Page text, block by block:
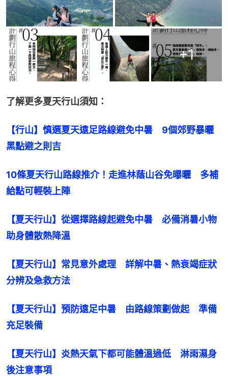
+1
了解更多夏天行山須知：
【行山】慎選夏天遠足路線避免中暑　9個郊野暴曬
黑點避之則吉
10條夏天行山路線推介！走進林蔭山谷免曝曬　多補
給點可輕裝上陣
【夏天行山】從選擇路線起避免中暑　必備消暑小物
助身體散熱降溫
【夏天行山】常見意外處理　詳解中暑、熱衰竭症狀
分辨及急救方法
【夏天行山】預防遠足中暑　由路線策劃做起　準備
充足裝備
【夏天行山】炎熱天氣下都可能體溫過低　淋雨濕身
後注意事項